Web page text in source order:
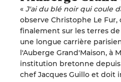
« J'ai du blé noir qui coule
observe Christophe Le
finalement sur les terres
une longue carrière
l'Auberge Grand'Maison, à
institution bretonne depuis
chef Jacques Guillo et doit